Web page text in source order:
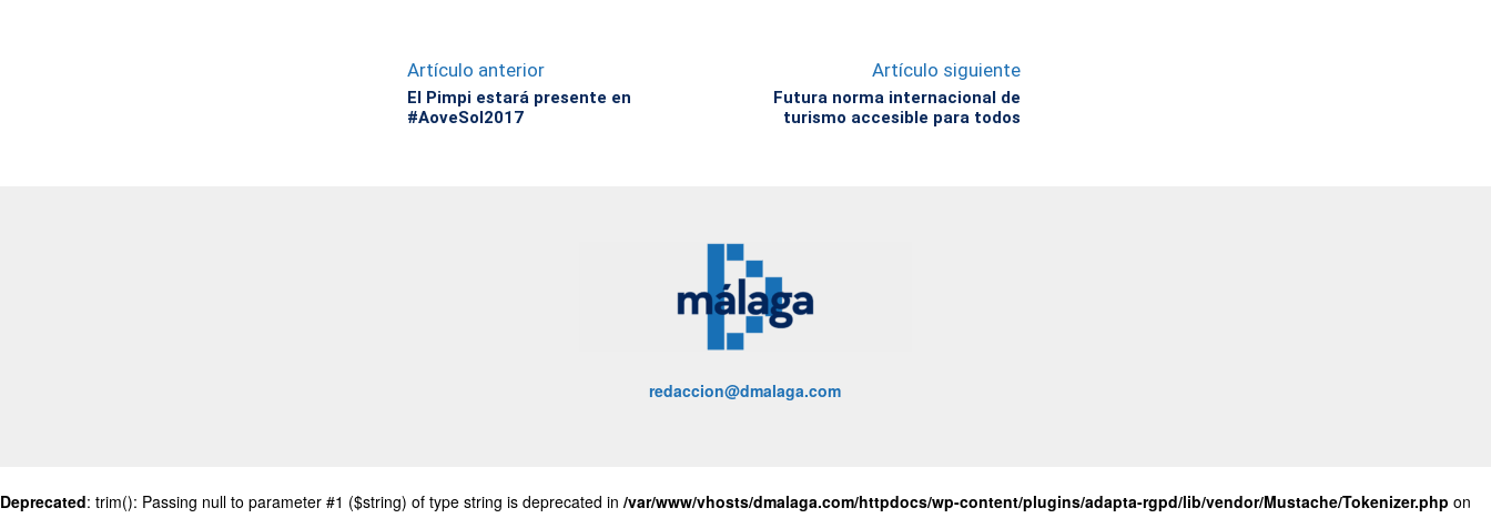
Artículo anterior
El Pimpi estará presente en
#AoveSol2017
Artículo siguiente
Futura norma internacional de
turismo accesible para todos
redaccion@dmalaga.com
Deprecated: trim(): Passing null to parameter #1 ($string) of type string is deprecated in /var/www/vhosts/dmalaga.com/httpdocs/wp-content/plugins/adapta-rgpd/lib/vendor/Mustache/Tokenizer.php on